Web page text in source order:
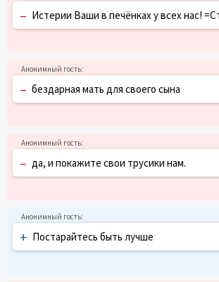
– Истерии Ваши в печёнках у всех нас!
– бездарная мать для своего сына
– да, и покажите свои трусики нам.
+ Постарайтесь быть лучше